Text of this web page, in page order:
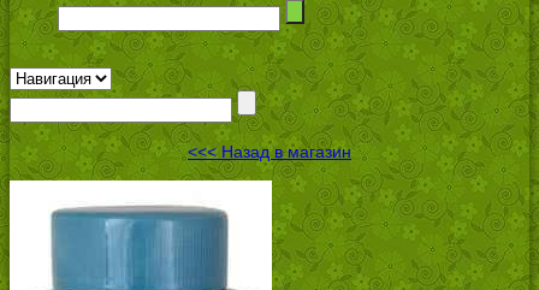
<<< Назад в магазин